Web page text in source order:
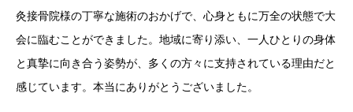
灸接骨院様の丁寧な施術のおかげで、心身ともに万全の状態で大
会に臨むことができました。地域に寄り添い、一人ひとりの身体
と真摯に向き合う姿勢が、多くの方々に支持されている理由だと
感じています。本当にありがとうございました。